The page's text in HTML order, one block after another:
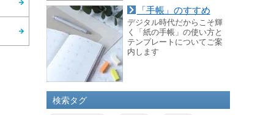
「手帳」のすすめ
デジタル時代だからこそ輝
く「紙の手帳」の使い方と
テンプレートについてご案
内します
検索タグ